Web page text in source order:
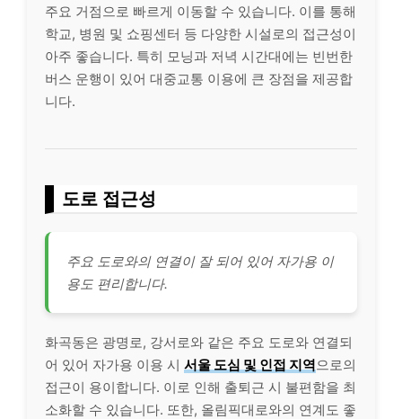
주요 거점으로 빠르게 이동할 수 있습니다. 이를 통해
학교, 병원 및 쇼핑센터 등 다양한 시설로의 접근성이
아주 좋습니다. 특히 모닝과 저녁 시간대에는 빈번한
버스 운행이 있어 대중교통 이용에 큰 장점을 제공합
니다.
도로 접근성
주요 도로와의 연결이 잘 되어 있어 자가용 이
용도 편리합니다.
화곡동은 광명로, 강서로와 같은 주요 도로와 연결되
어 있어 자가용 이용 시 서울 도심 및 인접 지역으로의
접근이 용이합니다. 이로 인해 출퇴근 시 불편함을 최
소화할 수 있습니다. 또한, 올림픽대로와의 연계도 좋